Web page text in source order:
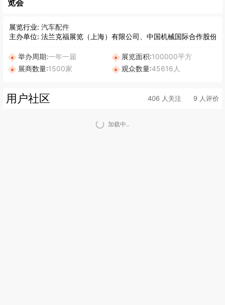
览会
展览行业: 汽车配件
主办单位: 法兰克福展览（上海）有限公司、中国机械国际合作股份
举办周期:一年一届 展览面积:100000平方
展商数量:1500家 观众数量:45616人
用户社区 406 人关注 9 人评价
加载中..